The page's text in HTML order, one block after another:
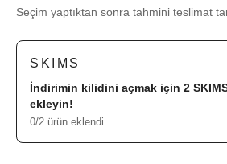
Seçim yaptıktan sonra tahmini teslimat
SKIMS
İndirimin kilidini açmak için 2
ekleyin!
0/2 ürün eklendi